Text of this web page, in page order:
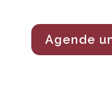
Agende